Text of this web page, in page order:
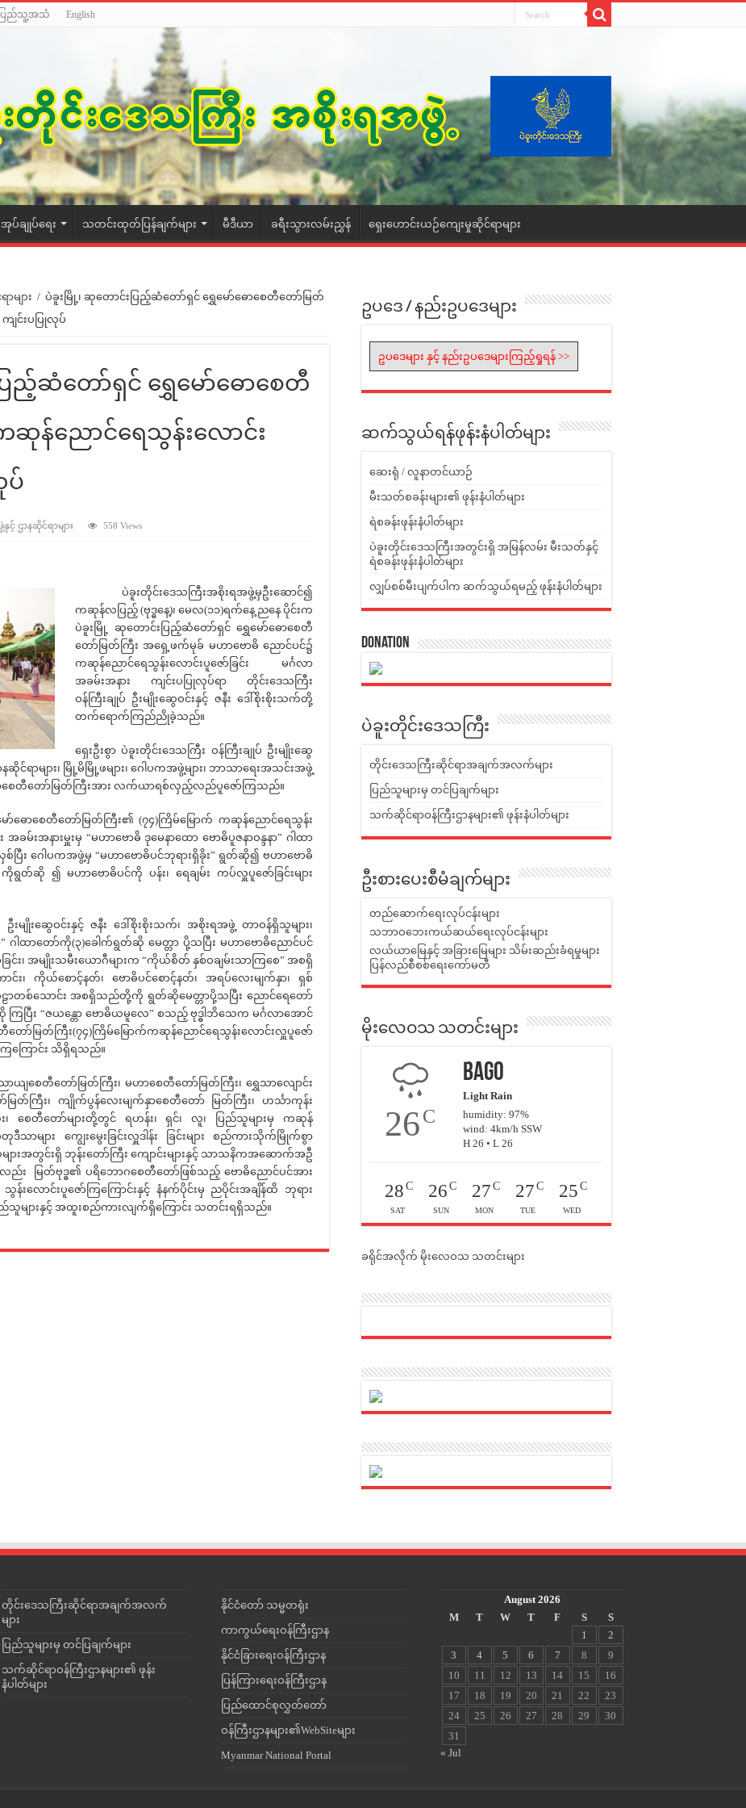
ပြည်သူ့အသံ English
အုပ်ချုပ်ရေး သတင်းထုတ်ပြန်ချက်များ မီဒီယာ ခရီးသွားလမ်းညွှန် ရှေးဟောင်းယဉ်ကျေးမှုဆိုင်ရာများ
များ / ပဲခူးမြို့၊ ဆုတောင်းပြည့်ဆံတော်ရှင် ရွှေမော်ဓောစေတီတော်မြတ်
ျင်းပပြုလုပ်
ြည့်ဆံတော်ရှင် ရွှေမော်ဓောစေတီ
ဆုန်ညောင်ရေသွန်းလောင်း
ပ်
ဌာနဆိုင်ရာများ 558 Views
ပဲခူးတိုင်းဒေသကြီးအစိုးရအဖွဲ့မှဦးဆောင်၍
ကဆုန်လပြည့် (ဗုဒ္ဓနေ့)၊ မေလ(၁၁)ရက်နေ့ ညနေ ပိုင်းက
ပဲခူးမြို့ ဆုတောင်းပြည့်‌ဆံတော်ရှင် ရွှေမော်ဓောစေတီ
တော်မြတ်ကြီး အရှေ့ဖက်မုခ် မဟာဗောဓိ ညောင်ပင်၌
ကဆုန်ညောင်ရေသွန်းလောင်းပူဇော်ခြင်း မင်္ဂလာ
အခမ်းအနား ကျင်းပပြုလုပ်ရာ တိုင်းဒေသကြီး
ဝန်ကြီးချုပ် ဦးမျိုးဆွေဝင်းနှင့် ဇနီး ဒေါ်စိုးစိုးသက်တို့
တက်ရောက်ကြည်ညိုခဲ့သည်။
ရှေးဦးစွာ ပဲခူးတိုင်းဒေသကြီး ဝန်ကြီးချုပ် ဦးမျိုးဆွေ
ဆိုင်ရာများ၊ မြို့မိမြို့ဖများ၊ ဂေါပကအဖွဲ့များ၊ ဘာသာရေးအသင်းအဖွဲ့
ဓောစေတီတော်မြတ်ကြီးအား လက်ယာရစ်လှည့်လည်ပူဇော်ကြသည်။
ဓောစေတီတော်မြတ်ကြီး၏ (၇၄)ကြိမ်မြောက် ကဆုန်ညောင်ရေသွန်း
အခမ်းအနားမှူးမှ “မဟာဗောဓိ ဒုမေနာထော ဗောဓိပူဇနာဝန္ဒနာ” ဂါထာ
ပြီး ဂေါပကအဖွဲ့မှ “မဟာဗောဓိပင်ဘုရားရှိခိုး” ရွတ်ဆို၍ ဗဟာဗောဓိ
ကိုရွတ်ဆို ၍ မဟာဗောဓိပင်ကို ပန်း၊ ရေချမ်း ကပ်လှူပူဇော်ခြင်းများ
ျိုးဆွေဝင်းနှင့် ဇနီး ဒေါ်စိုးစိုးသက်၊ အစိုးရအဖွဲ့ တာဝန်ရှိသူများ၊
ာ” ဂါထာတော်ကို(၃)ခေါက်ရွတ်ဆို မေတ္တာ ပို့သပြီး မဟာဗောဓိညောင်ပင်
ခြင်း၊ အမျိုးသမီးယောဂီများက “ကိုယ်စိတ် နှစ်ဝချမ်းသာကြစေ” အစရှိ
၊ ကိုယ်စောင့်နတ်၊ ဗောဓိပင်စောင့်နတ်၊ အရပ်လေးမျက်နှာ၊ ရှစ်
ဠာတစ်သောင်း အစရှိသည်တို့ကို ရွတ်ဆိုမေတ္တာပို့သပြီး ညောင်ရေတော်
ကြပြီး “ဇယန္တော ဗောဓိယမူလေ” စသည့် ဗုဒ္ဓါဘိသေက မင်္ဂလာအောင်
ေတီတော်မြတ်ကြီး(၇၄)ကြိမ်မြောက်ကဆုန်ညောင်ရေသွန်းလောင်းလှူပူဇော်
ြကြောင်း သိရှိရသည်။
ျစေတီတော်မြတ်ကြီး၊ မဟာစေတီတော်မြတ်ကြီး၊ ရွှေသာလျောင်း
ာ်မြတ်ကြီး၊ ကျိုက်ပွန်လေးမျက်နှာစေတီတော် မြတ်ကြီး၊ ဟင်္သာကုန်း
စေတီတော်များတို့တွင် ရဟန်း၊ ရှင်၊ လူ၊ ပြည်သူများမှ ကဆုန်
သာများ ကျွေးမွေးခြင်းလှူဒါန်း ခြင်းများ စည်ကားသိုက်မြိုက်စွာ
းအတွင်းရှိ ဘုန်းတော်ကြီး ကျောင်းများနှင့် သာသနိကအဆောက်အဦ
င်လည်း မြတ်ဗုဒ္ဓ၏ ပရိဘောဂစေတီတော်ဖြစ်သည့် ဗောဓိညောင်ပင်အား
သွန်းလောင်းပူဇော်ကြကြောင်းနှင့် နံနက်ပိုင်းမှ ညပိုင်းအချိန်ထိ ဘုရား
သူများနှင့် အထူးစည်ကားလျက်ရှိကြောင်း သတင်းရရှိသည်။
ဥပဒေ / နည်းဥပဒေများ
ဥပဒေများ နှင့် နည်းဥပဒေများကြည့်ရှုရန် >>
ဆက်သွယ်ရန်ဖုန်းနံပါတ်များ
ဆေးရုံ / လူနာတင်ယာဉ်
မီးသတ်စခန်းများ၏ ဖုန်းနံပါတ်များ
ရဲစခန်းဖုန်းနံပါတ်များ
ပဲခူးတိုင်းဒေသကြီးအတွင်းရှိ အမြန်လမ်း မီးသတ်နှင့်
ရဲစခန်းဖုန်းနံပါတ်များ
လျှပ်စစ်မီးပျက်ပါက ဆက်သွယ်ရမည့် ဖုန်းနံပါတ်များ
Donation
ပဲခူးတိုင်းဒေသကြီး
တိုင်းဒေသကြီးဆိုင်ရာအချက်အလက်များ
ပြည်သူများမှ တင်ပြချက်များ
သက်ဆိုင်ရာဝန်ကြီးဌာနများ၏ ဖုန်းနံပါတ်များ
ဦးစားပေးစီမံချက်များ
တည်ဆောက်ရေးလုပ်ငန်းများ
သဘာဝဘေးကယ်ဆယ်ရေးလုပ်ငန်းများ
လယ်ယာမြေနှင့် အခြားမြေများ သိမ်းဆည်းခံရမှုများ
ပြန်လည်စီစစ်ရေးကော်မတီ
မိုးလေဝသ သတင်းများ
26C
Bago
Light Rain
humidity: 97%
wind: 4km/h SSW
H 26 • L 26
28 C
SAT
26 C
SUN
27 C
MON
27 C
TUE
25 C
WED
ခရိုင်အလိုက် မိုးလေဝသ သတင်းများ
တိုင်းဒေသကြီးဆိုင်ရာအချက်အလက်
များ
ပြည်သူများမှ တင်ပြချက်များ
သက်ဆိုင်ရာဝန်ကြီးဌာနများ၏ ဖုန်း
နံပါတ်များ
နိုင်ငံတော် သမ္မတရုံး
ကာကွယ်ရေးဝန်ကြီးဌာန
နိုင်ငံခြားရေးဝန်ကြီးဌာန
ပြန်ကြားရေးဝန်ကြီးဌာန
ပြည်ထောင်စုလွှတ်တော်
ဝန်ကြီးဌာနများ၏WebSiteများ
Myanmar National Portal
August 2026
M
T W T F S
S
1
2
3
4 5 6 7 8
9
10
11 12 13 14 15
16
17
18 19 20 21 22
23
24
25 26 27 28 29
30
31
« Jul